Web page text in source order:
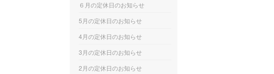
６月の定休日のお知らせ
5月の定休日のお知らせ
4月の定休日のお知らせ
3月の定休日のお知らせ
2月の定休日のお知らせ